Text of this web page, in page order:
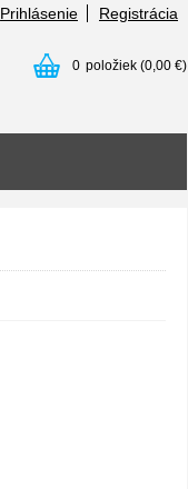
Prihlásenie Registrácia
0 položiek (0,00 €)